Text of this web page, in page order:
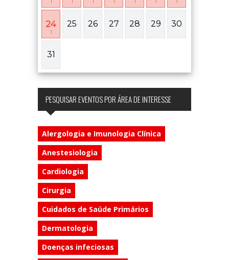
24
1
25 26 27 28 29 30
31
PESQUISAR EVENTOS POR ÁREA DE INTERESSE
Alergologia e Imunologia Clínica
Anestesiologia
Cardiologia
Cirurgia
Cuidados de Saúde Primários
Dermatologia
Doenças infeciosas